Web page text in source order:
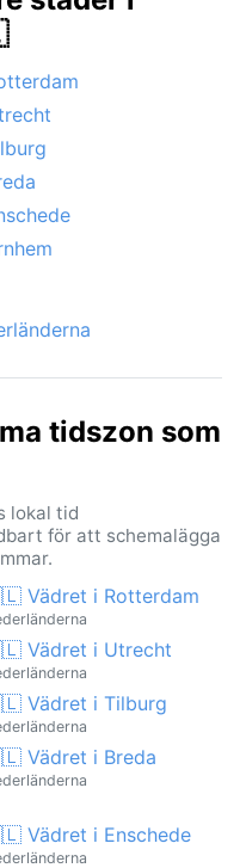
vanlig under
sveper in från
som orkaner eller
fuktiga oceaniska
tidszon som
lokal tid
för att schemalägga
Vädret i Rotterdam
Vädret i Utrecht
Vädret i Tilburg
Vädret i Breda
Vädret i Enschede